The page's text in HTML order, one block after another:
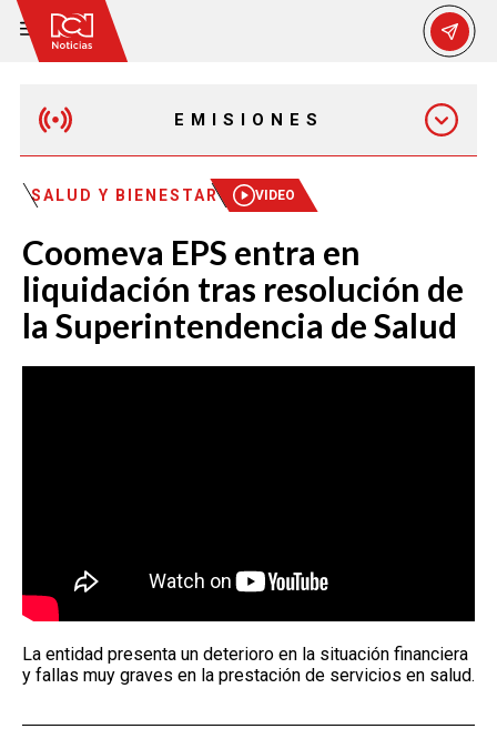
EMISIONES
EMISIÓN 12:30 PM
EMISIÓN 7:00 PM
SALUD Y BIENESTAR VIDEO
Coomeva EPS entra en
liquidación tras resolución de
la Superintendencia de Salud
La entidad presenta un deterioro en la situación financiera
y fallas muy graves en la prestación de servicios en salud.